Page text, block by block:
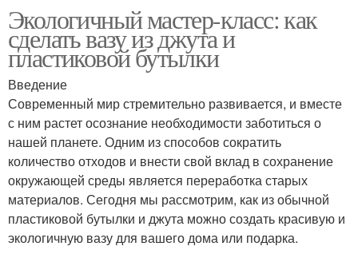
Экологичный мастер-класс: как
сделать вазу из джута и
пластиковой бутылки
Введение
Современный мир стремительно развивается, и вместе
с ним растет осознание необходимости заботиться о
нашей планете. Одним из способов сократить
количество отходов и внести свой вклад в сохранение
окружающей среды является переработка старых
материалов. Сегодня мы рассмотрим, как из обычной
пластиковой бутылки и джута можно создать красивую и
экологичную вазу для вашего дома или подарка.